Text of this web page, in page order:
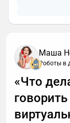
Маша
Роботы в
«Что